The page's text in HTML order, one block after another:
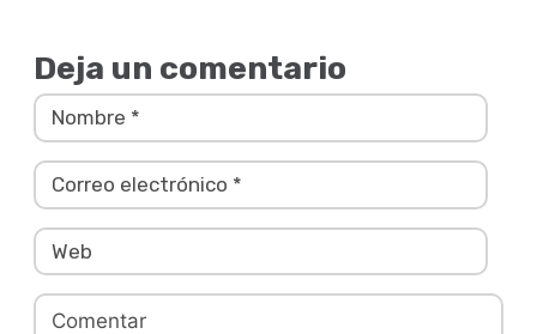
Deja un comentario